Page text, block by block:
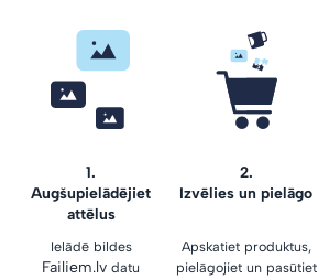
1.
Augšupielādējiet
attēlus
2.
Izvēlies un pielāgo
Ielādē bildes
Failiem.lv datu
Apskatiet produktus,
pielāgojiet un pasūtiet